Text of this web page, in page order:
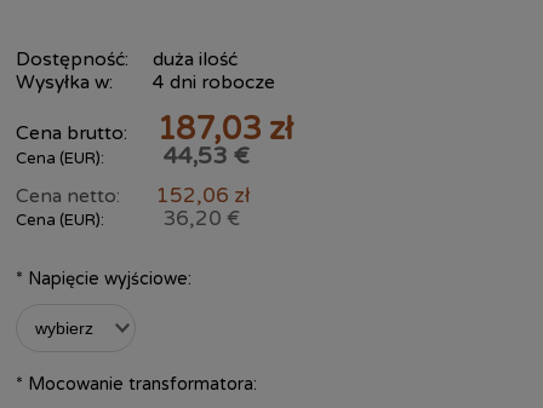
Dostępność:
duża ilość
Wysyłka w:
4 dni robocze
Cena brutto: 187,03 zł
Cena (EUR): 44,53 €
Cena netto: 152,06 zł
Cena (EUR): 36,20 €
* Napięcie wyjściowe:
* Mocowanie transformatora: